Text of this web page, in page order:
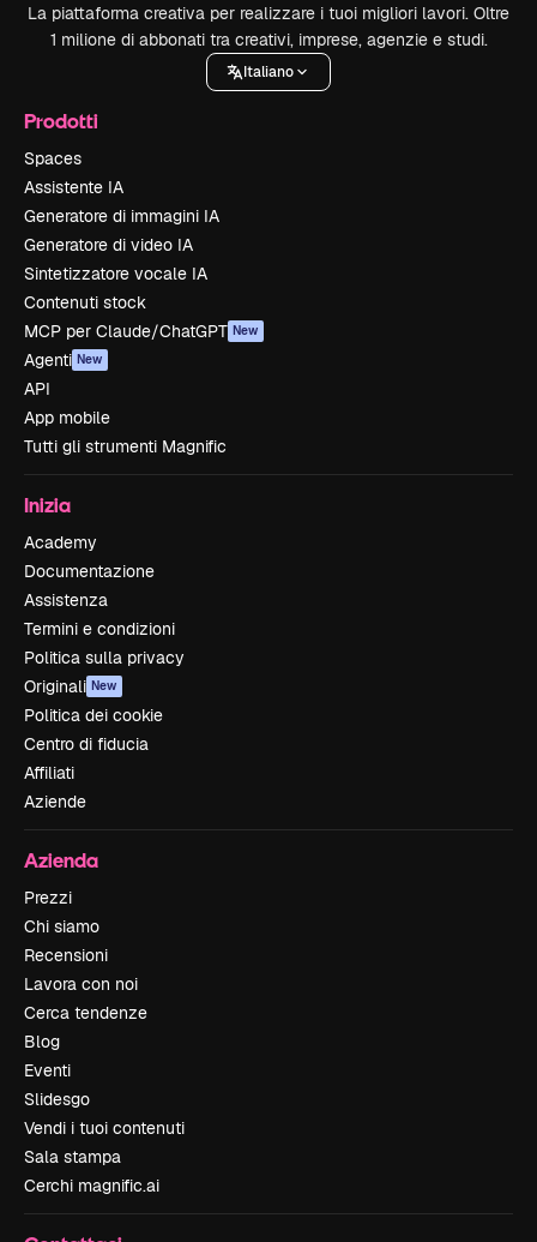
La piattaforma creativa per realizzare i tuoi migliori lavori. Oltre
1 milione di abbonati tra creativi, imprese, agenzie e studi.
Italiano
Prodotti
Spaces
Assistente IA
Generatore di immagini IA
Generatore di video IA
Sintetizzatore vocale IA
Contenuti stock
MCP per Claude/ChatGPT New
Agenti New
API
App mobile
Tutti gli strumenti Magnific
Inizia
Academy
Documentazione
Assistenza
Termini e condizioni
Politica sulla privacy
Originali New
Politica dei cookie
Centro di fiducia
Affiliati
Aziende
Azienda
Prezzi
Chi siamo
Recensioni
Lavora con noi
Cerca tendenze
Blog
Eventi
Slidesgo
Vendi i tuoi contenuti
Sala stampa
Cerchi magnific.ai